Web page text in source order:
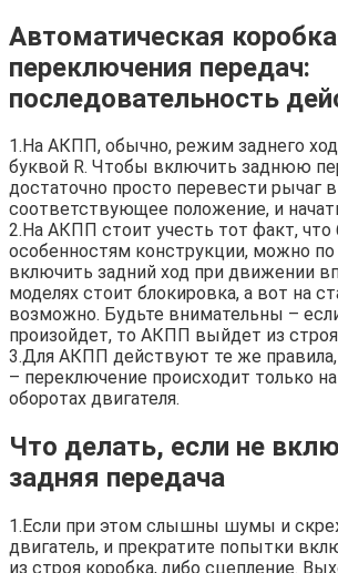
Автоматическая коробка
переключения передач:
последовательность
1.На АКПП, обычно, режим заднего
буквой R. Чтобы включить заднюю
достаточно просто перевести рычаг в
соответствующее положение, и
2.На АКПП стоит учесть тот факт, что
особенностям конструкции, можно
включить задний ход при движении
моделях стоит блокировка, а вот на
возможно. Будьте внимательны –
произойдет, то АКПП выйдет из
3.Для АКПП действуют те же
– переключение происходит только
оборотах двигателя.
Что делать, если не
задняя передача
1.Если при этом слышны шумы и
двигатель, и прекратите попытки
из строя коробка, либо сцепление.